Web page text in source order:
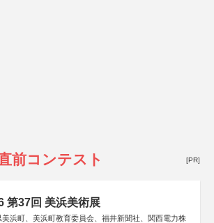
前コンテスト [PR]
第37回 美浜美術展
美浜町、美浜町教育委員会、福井新聞社、関西電力株